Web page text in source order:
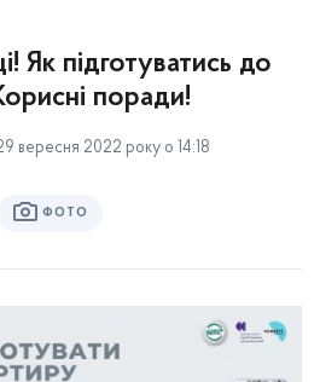
Як підготуватись до
поради!
вересня 2022 року о 14:18
ФОТО